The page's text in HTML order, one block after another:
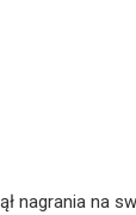
nagrania na